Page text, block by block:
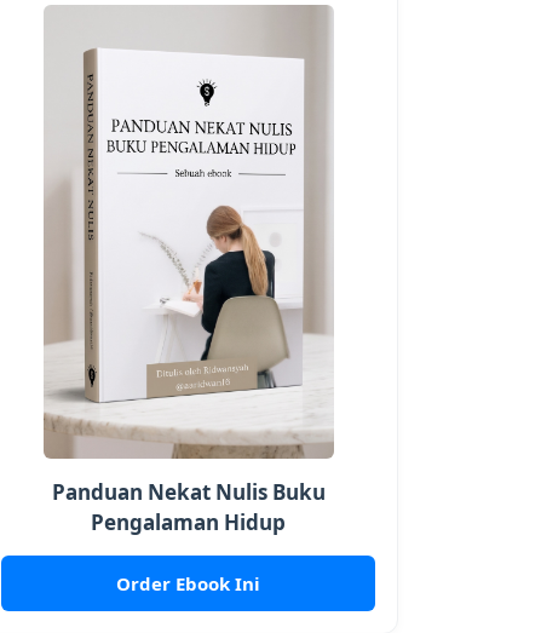
Panduan Nekat Nulis Buku
Pengalaman Hidup
Order Ebook Ini